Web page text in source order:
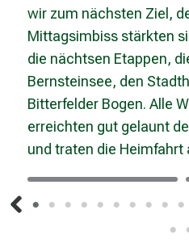
wir zum nächsten Ziel,
Mittagsimbiss stärkten
die nächtsen Etappen,
Bernsteinsee, den
Bitterfelder Bogen. Alle
erreichten gut gelaunt
und traten die Heimfahrt